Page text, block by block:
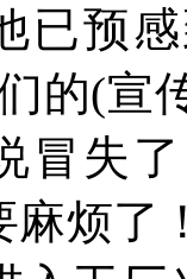
已预
的(宣
冒失
麻烦了